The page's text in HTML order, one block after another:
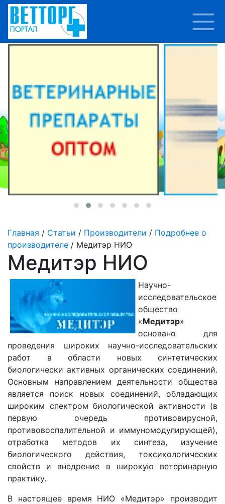
Главная / Статьи / Производители / Подробнее о
производителе / Медитэр НИО
Медитэр НИО
Научно-
исследовательское
общество
«Медитэр»
основано для
проведения широких научно-исследовательских
работ в области новых синтетических
биологически активных органических соединений.
Основным направлением деятельности общества
является поиск новых соединений, обладающих
широким спектром биологической активности (в
первую очередь противовирусной,
противовоспалительной и иммуномодулирующей),
отработка методов их синтеза, изучение
биологического действия, токсикологических
свойств и внедрение в широкую ветеринарную
практику.
В настоящее время НИО «Медитэр» производит